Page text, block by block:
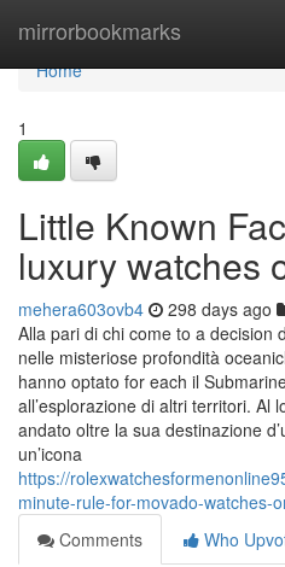
mirrorbookmarks
Home
Home
1
Little Known
luxury watches
mehera603ovb4 298 days ago
Alla pari di chi come to a decision
nelle misteriose profondità
hanno optato for each il
all’esplorazione di altri territori. Al
andato oltre la sua destinazione
un’icona
https://
minute-rule-for-movado-watches-
Comments
Who